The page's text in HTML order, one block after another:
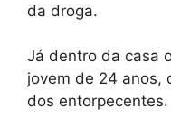
da droga.
Já dentro da casa
jovem de 24 anos,
dos entorpecentes.